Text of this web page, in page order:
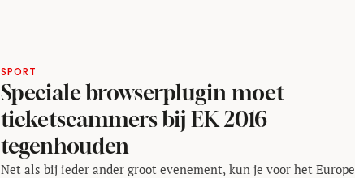
SPORT
Speciale browserplugin moet
ticketscammers bij EK 2016
tegenhouden
Net als bij ieder ander groot evenement, kun je voor het